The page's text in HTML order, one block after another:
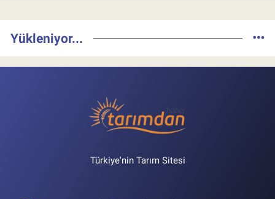
Yükleniyor...
Türkiye'nin Tarım Sitesi